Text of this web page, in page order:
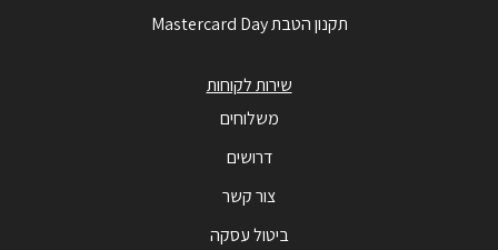
תקנון הטבת Mastercard Day
שירות לקוחות
משלוחים
דרושים
צור קשר
ביטול עסקה